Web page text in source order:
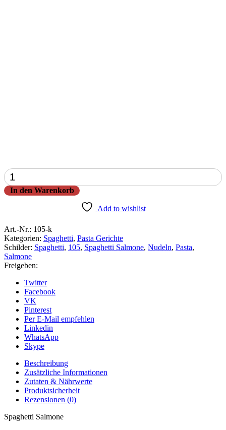
Spaghetti
Salmone
Menge
In den Warenkorb
Add to wishlist
Art.-Nr.: 105-k
Kategorien: Spaghetti, Pasta Gerichte
Schilder: Spaghetti, 105, Spaghetti Salmone, Nudeln, Pasta,
Salmone
Freigeben:
Twitter
Facebook
VK
Pinterest
Per E-Mail empfehlen
Linkedin
WhatsApp
Skype
Beschreibung
Zusätzliche Informationen
Zutaten & Nährwerte
Produktsicherheit
Rezensionen (0)
Spaghetti Salmone